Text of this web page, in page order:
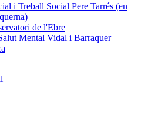
i Treball Social Pere Tarrés (en
de l'Ebre
Mental Vidal i Barraquer